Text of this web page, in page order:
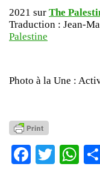
2021 sur The
Traduction : Jean-
Palestine
Photo à la Une :